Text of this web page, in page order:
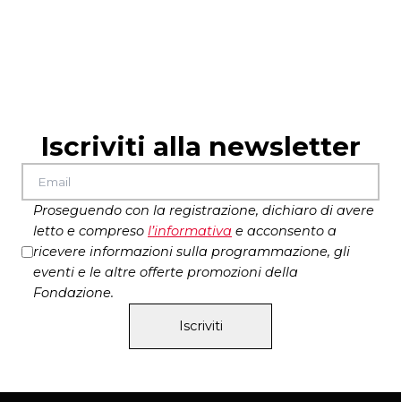
Iscriviti alla newsletter
Proseguendo con la registrazione, dichiaro di avere
letto e compreso l’informativa e acconsento a
ricevere informazioni sulla programmazione, gli
eventi e le altre offerte promozioni della
Fondazione.
Iscriviti